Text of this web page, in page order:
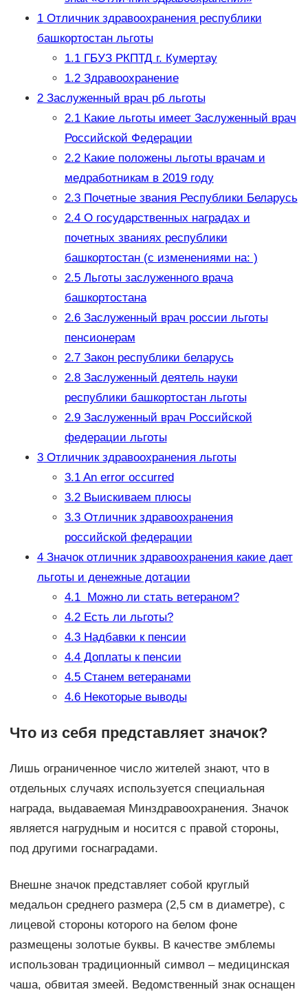
1Отличник здравоохранения республики
башкортостан льготы
1.1ГБУЗ РКПТД г. Кумертау
1.2Здравоохранение
2Заслуженный врач рб льготы
2.1Какие льготы имеет Заслуженный врач
Российской Федерации
2.2Какие положены льготы врачам и
медработникам в 2019 году
2.3Почетные звания Республики Беларусь
2.4О государственных наградах и
почетных званиях республики
башкортостан (с изменениями на: )
2.5Льготы заслуженного врача
башкортостана
2.6Заслуженный врач россии льготы
пенсионерам
2.7Закон республики беларусь
2.8Заслуженный деятель науки
республики башкортостан льготы
2.9Заслуженный врач Российской
федерации льготы
3Отличник здравоохранения льготы
3.1An error occurred
3.2Выискиваем плюсы
3.3Отличник здравоохранения
российской федерации
4Значок отличник здравоохранения какие дает
льготы и денежные дотации
4.1Можно ли стать ветераном?
4.2Есть ли льготы?
4.3Надбавки к пенсии
4.4Доплаты к пенсии
4.5Станем ветеранами
4.6Некоторые выводы
Что из себя представляет значок?
Лишь ограниченное число жителей знают, что в
отдельных случаях используется специальная
награда, выдаваемая Минздравоохранения. Значок
является нагрудным и носится с правой стороны,
под другими госнаградами.
Внешне значок представляет собой круглый
медальон среднего размера (2,5 см в диаметре), с
лицевой стороны которого на белом фоне
размещены золотые буквы. В качестве эмблемы
использован традиционный символ – медицинская
чаша, обвитая змеей. Ведомственный знак оснащен